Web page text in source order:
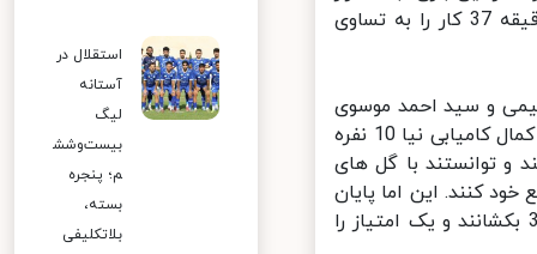
امام علی در دقیقه 23 پیکان را پیش انداخت اما شوت علی کریمی در دقیقه 37 کار را به تساوی
و سید احمد موسوی
در دقایق 21 و 39 توانست در پایان نیمه اول از سد پرسپولیس که با اخراج کمال کامیابی نیا 10 نفره
توانستند با گل های
در دقایق 49 و 71 و 92 کار را به نفع خود کنند. این اما پایان
و شاگردان مجید جلالی در دقیقه 95 توانستند کار را به تساوی 3-3 بکشانند و یک امتیاز را
استقلال در
آستانه
لیگ
بیست‌وشش
م؛ پنجره
بسته،
بلاتکلیفی